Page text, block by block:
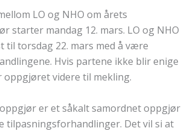
LO og NHO om årets
starter mandag 12. mars. LO og NHO
til torsdag 22. mars med å være
Hvis partene ikke blir enige
videre til mekling.
er et såkalt samordnet oppgjør
tilpasningsforhandlinger. Det vil si at